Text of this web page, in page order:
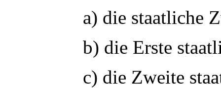
a) die staatliche
b) die Erste
c) die Zweite